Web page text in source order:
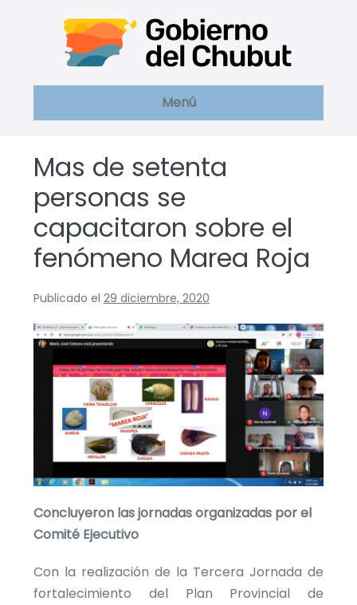
Menú
Mas de setenta
personas se
capacitaron sobre el
fenómeno Marea Roja
Publicado el 29 diciembre, 2020
Concluyeron las jornadas organizadas por el
Comité Ejecutivo
Con la realización de la Tercera Jornada de
fortalecimiento del Plan Provincial de